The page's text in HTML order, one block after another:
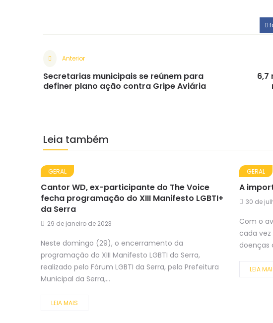
Anterior
Secretarias municipais se reúnem para
definer plano ação contra Gripe Aviária
6,7
Leia também
GERAL
Cantor WD, ex-participante do The Voice
fecha programação do XIII Manifesto LGBTI+
da Serra
29 de janeiro de 2023
Neste domingo (29), o encerramento da
programação do XIII Manifesto LGBTI da Serra,
realizado pelo Fórum LGBTI da Serra, pela Prefeitura
Municipal da Serra,...
LEIA MAIS
GERAL
A
30 de
Com o
cada
doenças
LEIA